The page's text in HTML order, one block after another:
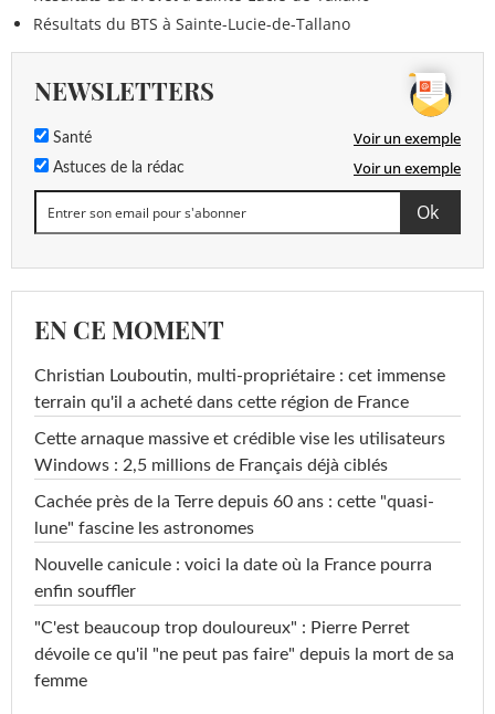
Résultats du BTS à Sainte-Lucie-de-Tallano
NEWSLETTERS
Santé Voir un exemple
Astuces de la rédac Voir un exemple
EN CE MOMENT
Christian Louboutin, multi-propriétaire : cet immense
terrain qu'il a acheté dans cette région de France
Cette arnaque massive et crédible vise les utilisateurs
Windows : 2,5 millions de Français déjà ciblés
Cachée près de la Terre depuis 60 ans : cette "quasi-
lune" fascine les astronomes
Nouvelle canicule : voici la date où la France pourra
enfin souffler
"C'est beaucoup trop douloureux" : Pierre Perret
dévoile ce qu'il "ne peut pas faire" depuis la mort de sa
femme